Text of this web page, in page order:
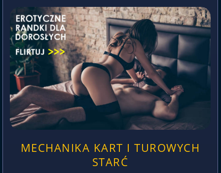
MECHANIKA KART I TUROWYCH
STARĆ